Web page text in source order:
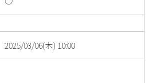
2025/03/06(木) 10:00